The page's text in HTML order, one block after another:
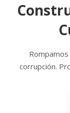
corrupción.